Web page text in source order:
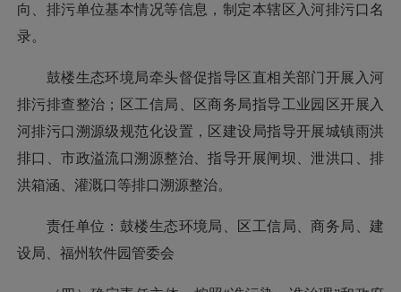
向、排污单位基本情况等信息，制定本辖区入河排污口名
录。
鼓楼生态环境局牵头督促指导区直相关部门开展入河
排污排查整治；区工信局、区商务局指导工业园区开展入
河排污口溯源级规范化设置，区建设局指导开展城镇雨洪
排口、市政溢流口溯源整治、指导开展闸坝、泄洪口、排
洪箱涵、灌溉口等排口溯源整治。
责任单位：鼓楼生态环境局、区工信局、商务局、建
设局、福州软件园管委会